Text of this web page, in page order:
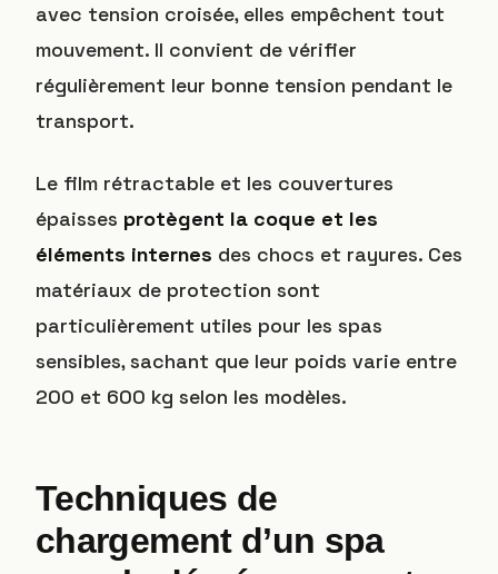
avec tension croisée, elles empêchent tout
mouvement. Il convient de vérifier
régulièrement leur bonne tension pendant le
transport.
Le film rétractable et les couvertures
épaisses protègent la coque et les
éléments internes des chocs et rayures. Ces
matériaux de protection sont
particulièrement utiles pour les spas
sensibles, sachant que leur poids varie entre
200 et 600 kg selon les modèles.
Techniques de
chargement d’un spa